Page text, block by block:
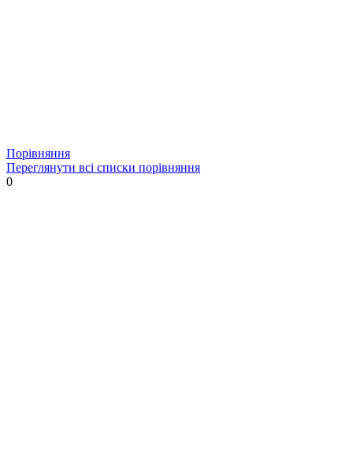
Порівняння
Переглянути всі списки порівняння
0